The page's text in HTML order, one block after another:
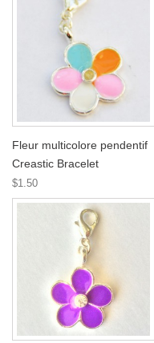
Fleur multicolore pendentif
Creastic Bracelet
$1.50